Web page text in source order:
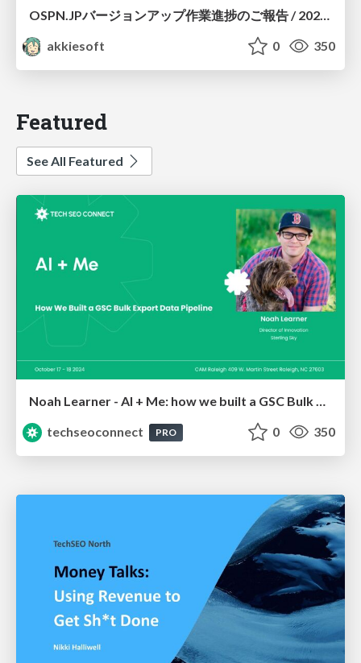
OSPN.JPバージョンアップ作業進捗のご報告 / 20260801-osc26kyoto
akkiesoft
0 350
Featured
See All Featured
Noah Learner - AI + Me: how we built a GSC Bulk Export data pipeline
techseoconnect
PRO 0 350